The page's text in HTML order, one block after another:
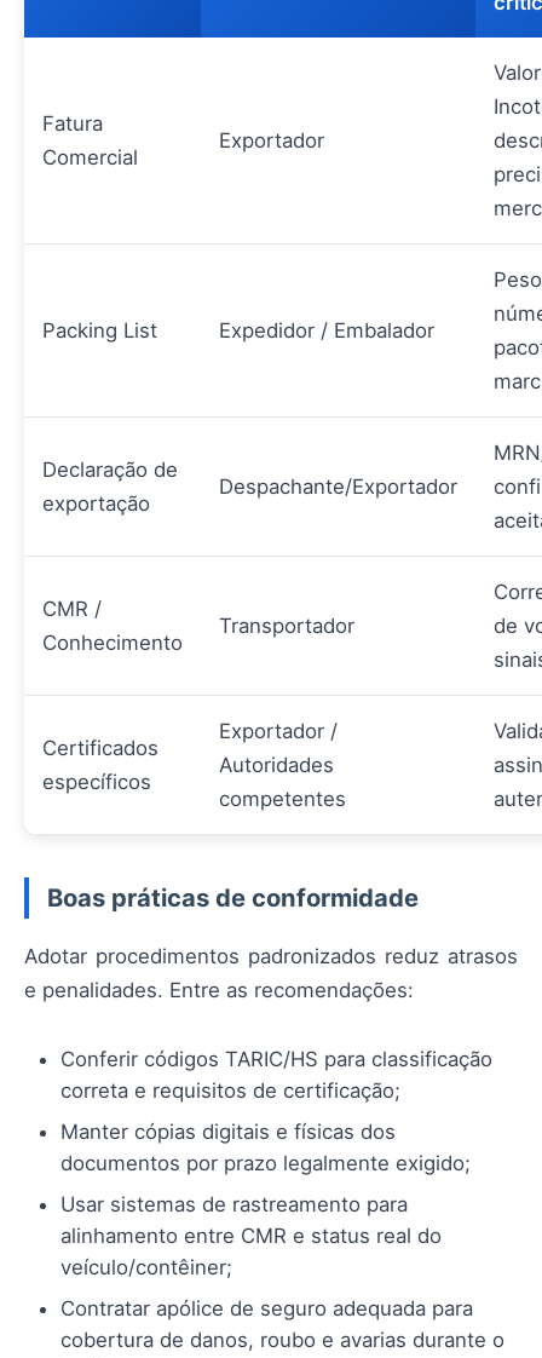
Fatura
Comercial
Exportador
Packing List Expedidor / Embalador
Declaração de
exportação
Despachante/Exportador
CMR /
Conhecimento
Transportador
de
Certificados
específicos
Exportador /
Autoridades
competentes
Boas práticas de conformidade
Adotar procedimentos padronizados reduz atrasos
e penalidades. Entre as recomendações:
Conferir códigos TARIC/HS para classificação
correta e requisitos de certificação;
Manter cópias digitais e físicas dos
documentos por prazo legalmente exigido;
Usar sistemas de rastreamento para
alinhamento entre CMR e status real do
veículo/contêiner;
Contratar apólice de seguro adequada para
cobertura de danos, roubo e avarias durante o